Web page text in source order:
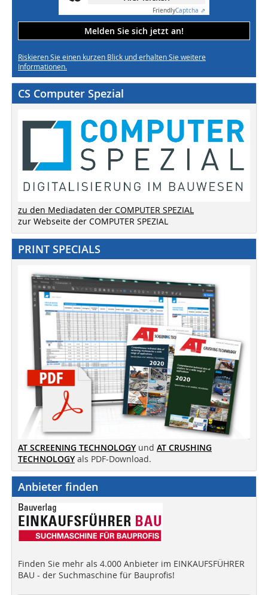
FriendlyCaptcha ⇗
Melden Sie sich jetzt an!
Riskieren Sie einen kurzen Blick und erhalten Sie weitere
Informationen.
CS Computer Spezial
zu den Mediadaten der COMPUTER SPEZIAL
zur Webseite der COMPUTER SPEZIAL
PRINT SPECIALS
AT SCREENING TECHNOLOGY und AT CRUSHING
TECHNOLOGY als PDF-Download.
Anbieter finden
Finden Sie mehr als 4.000 Anbieter im EINKAUFSFÜHRER
BAU - der Suchmaschine für Bauprofis!